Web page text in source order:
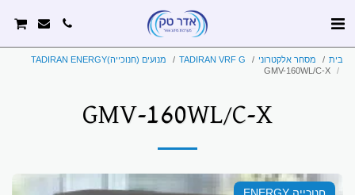
בית מסחר אלקטרוני TADIRAN VRF G
מנועים (חנוכייה)TADIRAN ENERGY
GMV-160WL/C-X
GMV-160WL/C-X